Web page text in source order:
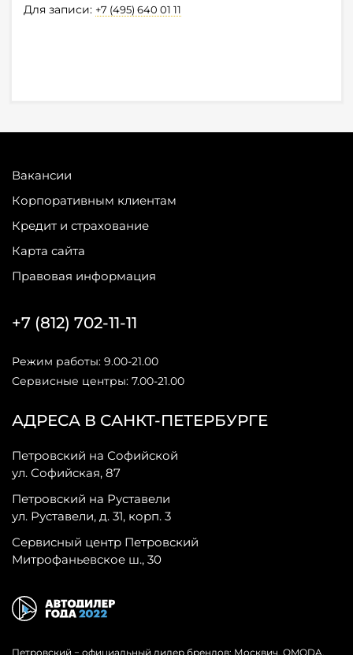
Для записи: +7 (495) 640 01 11
Вакансии
Корпоративным клиентам
Кредит и страхование
Карта сайта
Правовая информация
АДРЕСА В САНКТ-ПЕТЕРБУРГЕ
Петровский на Софийской
ул. Софийская, 87
Петровский на Руставели
ул. Руставели, д. 31, корп. 3
Сервисный центр Петровский
Митрофаньевское ш., 30
+7 (812) 702-11-11
Режим работы: 9.00-21.00
Сервисные центры: 7.00-21.00
Петровский − официальный дилер брендов: Москвич, OMODA,